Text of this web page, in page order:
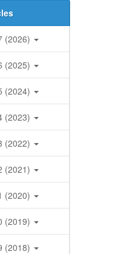
(2026)
(2025)
(2024)
(2023)
(2022)
(2021)
(2020)
(2019)
(2018)